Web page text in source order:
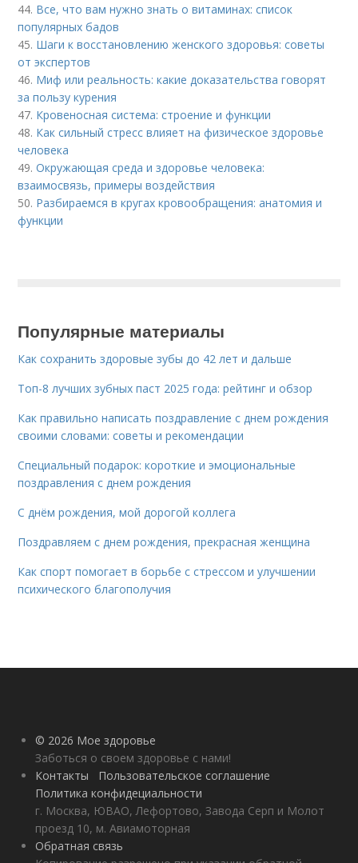
44. Все, что вам нужно знать о витаминах: список
популярных бадов
45. Шаги к восстановлению женского здоровья: советы
от экспертов
46. Миф или реальность: какие доказательства говорят
за пользу курения
47. Кровеносная система: строение и функции
48. Как сильный стресс влияет на физическое здоровье
человека
49.Окружающая среда и здоровье человека:
взаимосвязь, примеры воздействия
50. Разбираемся в кругах кровообращения: анатомия и
функции
Популярные материалы
Как сохранить здоровые зубы до 42 лет и дальше
Топ-8 лучших зубных паст 2025 года: рейтинг и обзор
Как правильно написать поздравление с днем рождения
своими словами: советы и рекомендации
Специальный подарок: короткие и эмоциональные
поздравления с днем рождения
С днём рождения, мой дорогой коллега
Поздравляем с днем рождения, прекрасная женщина
Как спорт помогает в борьбе с стрессом и улучшении
психического благополучия
© 2026 Мое здоровье
Заботься о своем здоровье с нами!
Контакты
Пользовательское соглашение
Политика конфидециальности
г. Москва, ЮВАО, Лефортово, Завода Серп и Молот
проезд 10, м. Авиамоторная
Обратная связь